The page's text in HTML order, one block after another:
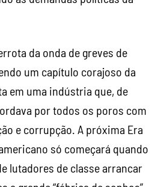
em uma indústria que, de
e corrupção. A próxima Era
só começará quando
lutadores de classe arrancar
a grande “fábrica de sonhos”
vastos meios de produção
magnatas, mafiosos e
vez por todas.